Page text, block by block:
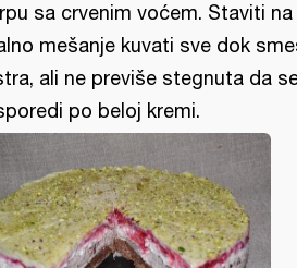
sa crvenim voćem. Staviti
mešanje kuvati sve dok
ali ne previše stegnuta da
po beloj kremi.